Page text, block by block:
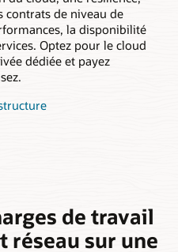
contrats de niveau de
la disponibilité
Optez pour le cloud
dédiée et payez
de travail
réseau sur une